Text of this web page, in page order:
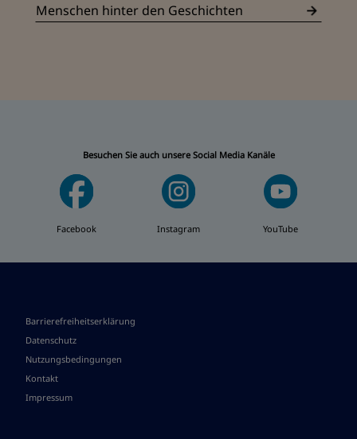
Menschen hinter den Geschichten
Besuchen Sie auch unsere Social Media Kanäle
Facebook Instagram YouTube
Barrierefreiheitserklärung
Datenschutz
Nutzungsbedingungen
Kontakt
Impressum